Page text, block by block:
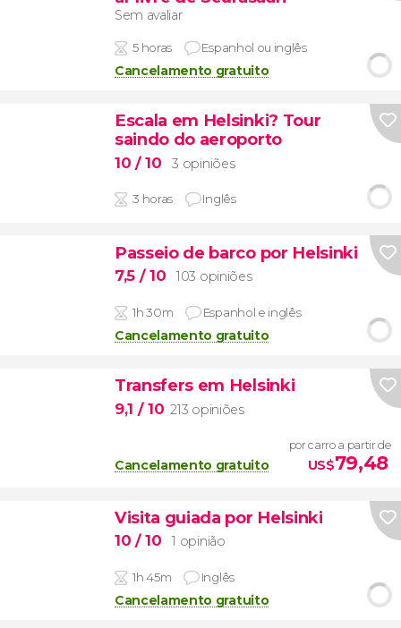
Sem avaliar
5 horas Espanhol ou inglês
Cancelamento gratuito
Escala em Helsinki? Tour
saindo do aeroporto
10 / 10 3 opiniões
3 horas Inglês
Passeio de barco por Helsinki
7,5 / 10 103 opiniões
1h 30m Espanhol e inglês
Cancelamento gratuito
Transfers em Helsinki
9,1 / 10 213 opiniões
Cancelamento gratuito
por carro a partir de
US$79,48
Visita guiada por Helsinki
10 / 10 1 opinião
1h 45m Inglês
Cancelamento gratuito